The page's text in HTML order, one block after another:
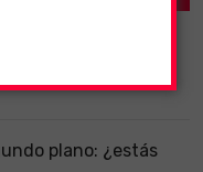
dentro de una
plano: ¿estás